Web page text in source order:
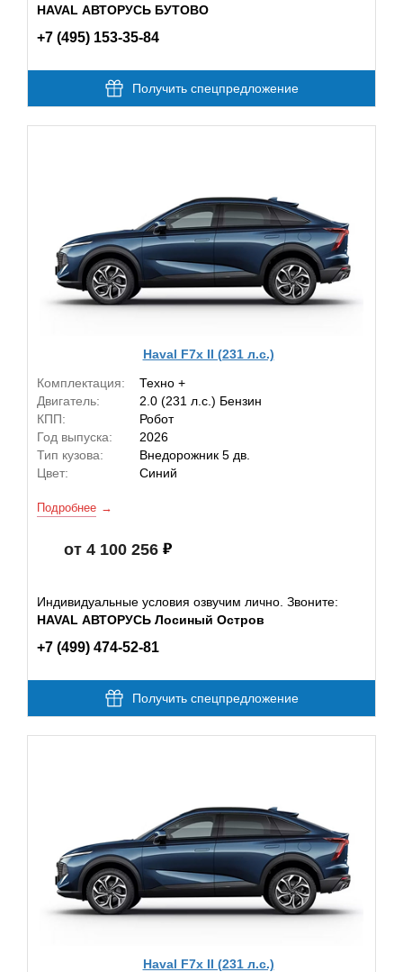
HAVAL АВТОРУСЬ БУТОВО
+7 (495) 153-35-84
Получить спецпредложение
Haval F7x II (231 л.с.)
Комплектация:
Техно +
Двигатель:
2.0 (231 л.с.) Бензин
КПП:
Робот
Год выпуска:
2026
Тип кузова:
Внедорожник 5 дв.
Цвет:
Синий
Подробнее
от 4 100 256
Индивидуальные условия озвучим лично. Звоните:
HAVAL АВТОРУСЬ Лосиный Остров
+7 (499) 474-52-81
Получить спецпредложение
Haval F7x II (231 л.с.)